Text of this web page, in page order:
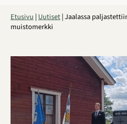
Etusivu|Uutiset|Jaalassa
muistomerkki